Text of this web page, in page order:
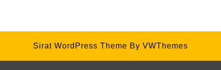
Sirat WordPress Theme By VWThemes